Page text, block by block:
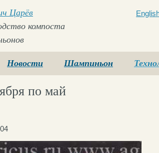
Царёв
компоста
Новости Шампиньон
по май